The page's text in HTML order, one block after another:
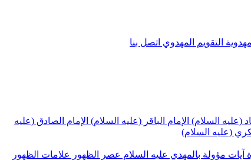
التقويم المهدوي اتصل بنا
(عليه السلام) الإمام الباقر (عليه السلام) الإمام الصادق (عليه
(عليه السلام)
آيات مؤولة بالمهدي عليه السلام عصر الظهور
علامات الظهور